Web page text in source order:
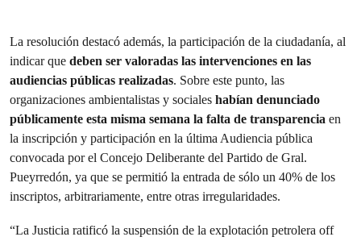
La resolución destacó además, la participación de la ciudadanía, al
indicar que deben ser valoradas las intervenciones en las
audiencias públicas realizadas. Sobre este punto, las
organizaciones ambientalistas y sociales habían denunciado
públicamente esta misma semana la falta de transparencia en
la inscripción y participación en la última Audiencia pública
convocada por el Concejo Deliberante del Partido de Gral.
Pueyrredón, ya que se permitió la entrada de sólo un 40% de los
inscriptos, arbitrariamente, entre otras irregularidades.
“La Justicia ratificó la suspensión de la explotación petrolera off